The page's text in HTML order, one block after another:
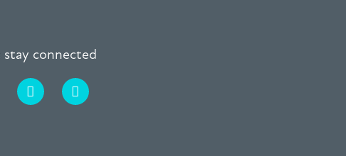
stay connected